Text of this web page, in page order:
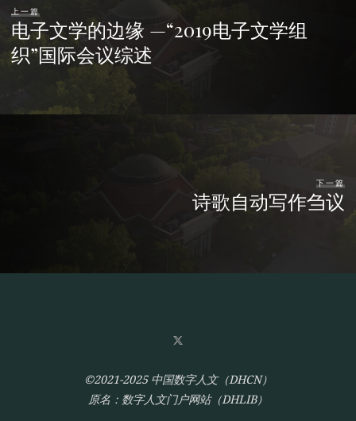
上一篇
电子文学的边缘 —“2019电子文学组
织”国际会议综述
下一篇
诗歌自动写作刍议
©2021-2025 中国数字人文（DHCN）
原名：数字人文门户网站（DHLIB）